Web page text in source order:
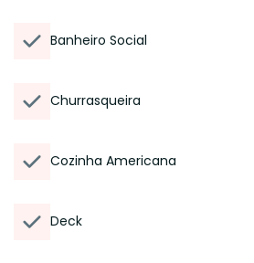
Banheiro Social
Churrasqueira
Cozinha Americana
Deck